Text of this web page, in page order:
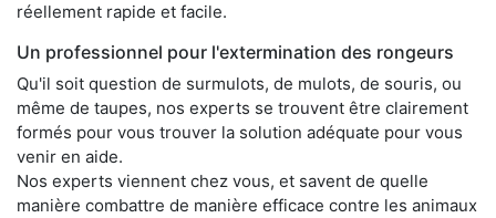
réellement rapide et facile.
Un professionnel pour l'extermination des rongeurs
Qu'il soit question de surmulots, de mulots, de souris, ou
même de taupes, nos experts se trouvent être clairement
formés pour vous trouver la solution adéquate pour vous
venir en aide.
Nos experts viennent chez vous, et savent de quelle
manière combattre de manière efficace contre les animaux